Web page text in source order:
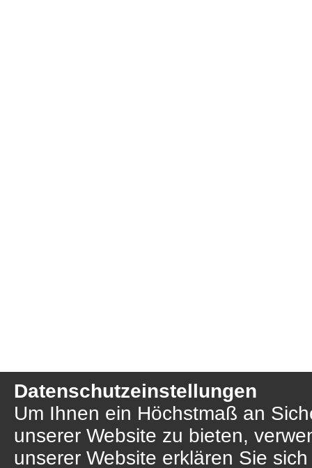
Datenschutzeinstellungen
Um Ihnen ein Höchstmaß an
unserer Website zu bieten,
unserer Website erklären Sie